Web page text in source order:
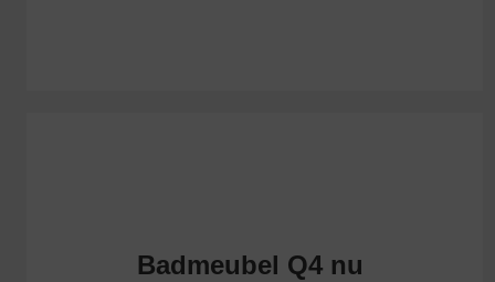
Badmeubel Q4 nu